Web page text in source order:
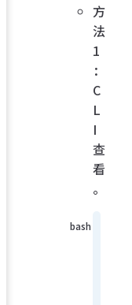
方
法
1
：
C
L
I
查
看
。